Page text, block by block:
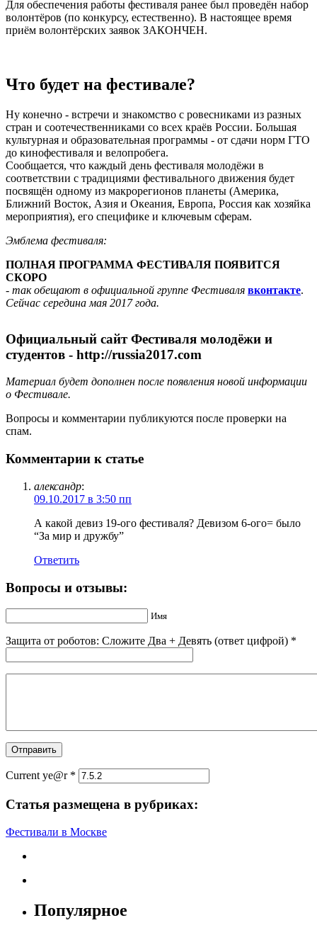
Для обеспечения работы фестиваля ранее был проведён набор
волонтёров (по конкурсу, естественно). В настоящее время
приём волонтёрских заявок ЗАКОНЧЕН.
Что будет на фестивале?
Ну конечно - встречи и знакомство с ровесниками из разных
стран и соотечественниками со всех краёв России. Большая
культурная и образовательная программы - от сдачи норм ГТО
до кинофестиваля и велопробега.
Сообщается, что каждый день фестиваля молодёжи в
соответствии с традициями фестивального движения будет
посвящён одному из макрорегионов планеты (Америка,
Ближний Восток, Азия и Океания, Европа, Россия как хозяйка
мероприятия), его специфике и ключевым сферам.
Эмблема фестиваля:
ПОЛНАЯ ПРОГРАММА ФЕСТИВАЛЯ ПОЯВИТСЯ
СКОРО
- так обещают в официальной группе Фестиваля вконтакте.
Сейчас середина мая 2017 года.
Официальный сайт Фестиваля молодёжи и
студентов - http://russia2017.com
Материал будет дополнен после появления новой информации
о Фестивале.
Вопросы и комментарии публикуются после проверки на
спам.
Комментарии к статье
александр:
09.10.2017 в 3:50 пп
А какой девиз 19-ого фестиваля? Девизом 6-ого= было
“За мир и дружбу”
Ответить
Вопросы и отзывы:
Имя
Защита от роботов: Сложите Двa + Дeвять (ответ цифрой) *
Current ye@r *
Статья размещена в рубриках:
Фестивали в Москве
Популярное